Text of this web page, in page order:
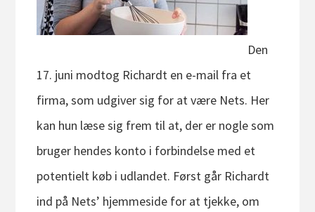
Den
17. juni modtog Richardt en e-mail fra et
firma, som udgiver sig for at være Nets. Her
kan hun læse sig frem til at, der er nogle som
bruger hendes konto i forbindelse med et
potentielt køb i udlandet. Først går Richardt
ind på Nets’ hjemmeside for at tjekke, om